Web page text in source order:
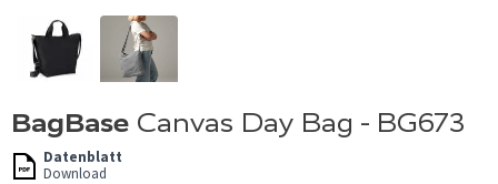
BagBase Canvas Day Bag - BG673
Datenblatt
Download